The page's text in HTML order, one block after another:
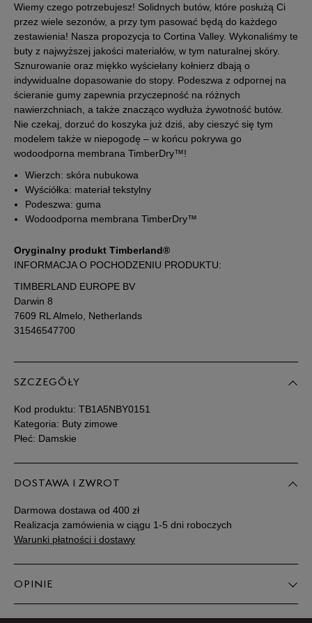
38,5 24,5 cm Powiadom o dostępności
39 25 cm Powiadom o dostępności
39,5 25,5 cm Powiadom o dostępności
Powiadom o dostępności
41 26,5 cm
Wiemy czego potrzebujesz! Solidnych butów, które posłużą Ci
przez wiele sezonów, a przy tym pasować będą do każdego
zestawienia! Nasza propozycja to Cortina Valley. Wykonaliśmy te
buty z najwyższej jakości materiałów, w tym naturalnej skóry.
Sznurowanie oraz miękko wyściełany kołnierz dbają o
indywidualne dopasowanie do stopy. Podeszwa z odpornej na
ścieranie gumy zapewnia przyczepność na różnych
nawierzchniach, a także znacząco wydłuża żywotność butów.
Nie czekaj, dorzuć do koszyka już dziś, aby cieszyć się tym
modelem także w niepogodę – w końcu pokrywa go
wodoodporna membrana TimberDry™!
Wierzch: skóra nubukowa
Wyściółka: materiał tekstylny
Podeszwa: guma
Wodoodporna membrana TimberDry™
Oryginalny produkt Timberland®
INFORMACJA O POCHODZENIU PRODUKTU:
TIMBERLAND EUROPE BV
Darwin 8
7609 RL Almelo, Netherlands
31546547700
SZCZEGÓŁY
Kod produktu: TB1A5NBY0151
Kategoria: Buty zimowe
Płeć: Damskie
DOSTAWA I ZWROT
Darmowa dostawa od 400 zł
Realizacja zamówienia w ciągu 1-5 dni roboczych
Warunki płatności i dostawy
OPINIE